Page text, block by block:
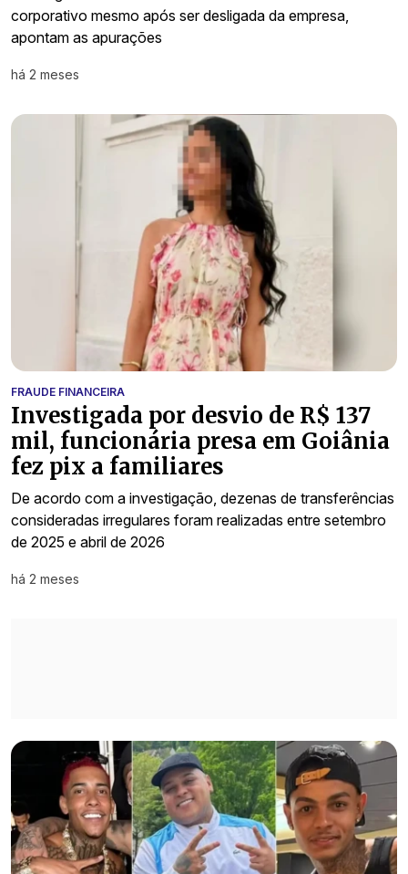
corporativo mesmo após ser desligada da empresa,
apontam as apurações
há 2 meses
FRAUDE FINANCEIRA
Investigada por desvio de R$ 137
mil, funcionária presa em Goiânia
fez pix a familiares
De acordo com a investigação, dezenas de transferências
consideradas irregulares foram realizadas entre setembro
de 2025 e abril de 2026
há 2 meses